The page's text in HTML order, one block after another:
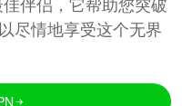
尽情地享受这个无界